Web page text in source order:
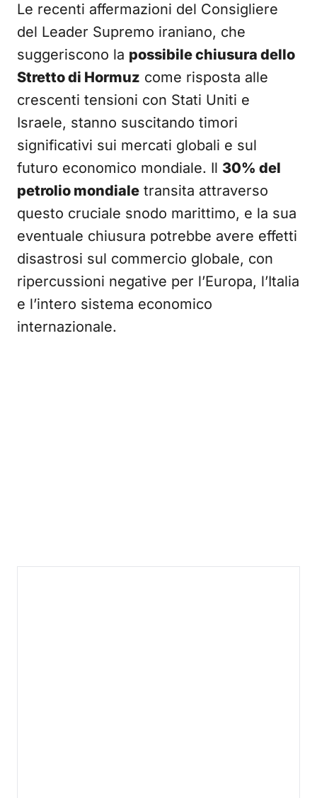
Le recenti affermazioni del Consigliere
del Leader Supremo iraniano, che
suggeriscono la possibile chiusura dello
Stretto di Hormuz come risposta alle
crescenti tensioni con Stati Uniti e
Israele, stanno suscitando timori
significativi sui mercati globali e sul
futuro economico mondiale. Il 30% del
petrolio mondiale transita attraverso
questo cruciale snodo marittimo, e la sua
eventuale chiusura potrebbe avere effetti
disastrosi sul commercio globale, con
ripercussioni negative per l’Europa, l’Italia
e l’intero sistema economico
internazionale.